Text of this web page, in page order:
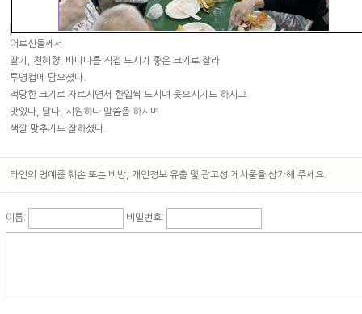
어르신들께서
딸기, 천혜향, 바나나를 직접 드시기 좋은 크기로 잘라
투명컵에 담으셨다.
적당한 크기로 자르시면서 한입씩 드시며 웃으시기도 하시고
맛있다, 달다, 시원하다 말씀을 하시며
색깔 맞추기도 잘하셨다.
타인의 명예를 훼손 또는 비방, 개인정보 유출 및 광고성 게시물을 삼가해 주세요.
이름: 비밀번호: